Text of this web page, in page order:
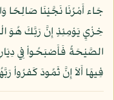
جَاء أَمْرُنَا نَجَّيْنَا صَالِحًا
فِيهَا أَلاَ إِنَّ ثَمُودَ كَفرُواْ